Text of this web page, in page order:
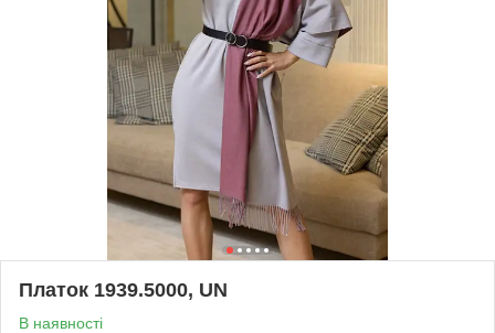
Платок 1939.5000, UN
В наявності